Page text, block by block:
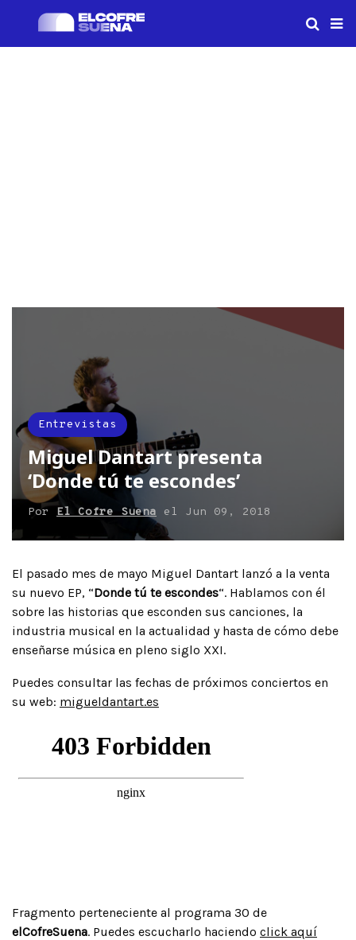
Entrevistas
Miguel Dantart presenta
‘Donde tú te escondes’
Por El Cofre Suena el Jun 09, 2018
El pasado mes de mayo Miguel Dantart lanzó a la venta
su nuevo EP, “Donde tú te escondes“. Hablamos con él
sobre las historias que esconden sus canciones, la
industria musical en la actualidad y hasta de cómo debe
enseñarse música en pleno siglo XXI.
Puedes consultar las fechas de próximos conciertos en
su web: migueldantart.es
Fragmento perteneciente al programa 30 de
elCofreSuena. Puedes escucharlo haciendo click aquí